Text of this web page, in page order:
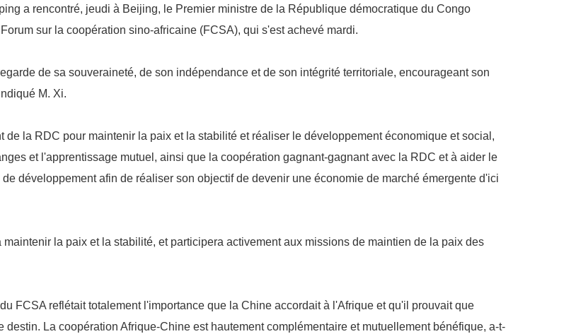
a rencontré, jeudi à Beijing, le Premier ministre de la République démocratique du Congo
sur la coopération sino-africaine (FCSA), qui s'est achevé mardi.
de sa souveraineté, de son indépendance et de son intégrité territoriale, encourageant son
M. Xi.
la RDC pour maintenir la paix et la stabilité et réaliser le développement économique et social,
et l'apprentissage mutuel, ainsi que la coopération gagnant-gagnant avec la RDC et à aider le
développement afin de réaliser son objectif de devenir une économie de marché émergente d'ici
la paix et la stabilité, et participera activement aux missions de maintien de la paix des
FCSA reflétait totalement l'importance que la Chine accordait à l'Afrique et qu'il prouvait que
La coopération Afrique-Chine est hautement complémentaire et mutuellement bénéfique, a-t-